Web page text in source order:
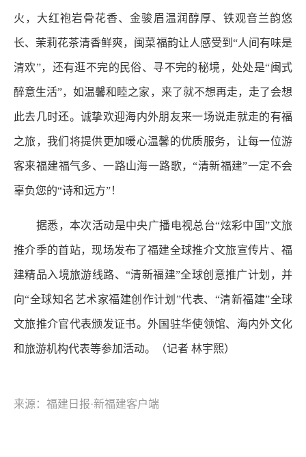
火，大红袍岩骨花香、金骏眉温润醇厚、铁观音兰韵悠
长、茉莉花茶清香鲜爽，闽菜福韵让人感受到“人间有味是
清欢”，还有逛不完的民俗、寻不完的秘境，处处是“闽式
醉意生活”，如温馨和睦之家，来了就不想再走，走了会想
此去几时还。诚挚欢迎海内外朋友来一场说走就走的有福
之旅，我们将提供更加暖心温馨的优质服务，让每一位游
客来福建福气多、一路山海一路歌，“清新福建”一定不会
辜负您的“诗和远方”！
据悉，本次活动是中央广播电视总台“炫彩中国”文旅
推介季的首站，现场发布了福建全球推介文旅宣传片、福
建精品入境旅游线路、“清新福建”全球创意推广计划，并
向“全球知名艺术家福建创作计划”代表、“清新福建”全球
文旅推介官代表颁发证书。外国驻华使领馆、海内外文化
和旅游机构代表等参加活动。（记者 林宇熙）
来源：福建日报·新福建客户端